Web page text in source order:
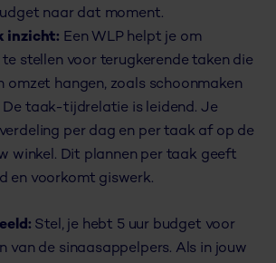
naar dat moment.
inzicht: Een WLP helpt je om
stellen voor terugkerende taken die
omzet hangen, zoals schoonmaken
De taak-tijdrelatie is leidend. Je
per dag en per taak af op de
winkel. Dit plannen per taak geeft
en voorkomt giswerk.
Stel, je hebt 5 uur budget voor
van de sinaasappelpers. Als in jouw